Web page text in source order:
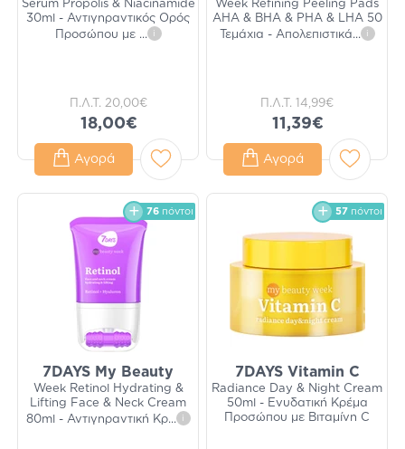
Serum Propolis & Niacinamide
30ml - Αντιγηραντικός Ορός
Προσώπου με ... i
Π.Λ.Τ. 20,00€
18,00€
Αγορά
Week Refining Peeling Pads
AHA & BHA & PHA & LHA 50
Τεμάχια - Απολεπιστικά... i
Π.Λ.Τ. 14,99€
11,39€
Αγορά
76 πόντοι
7DAYS My Beauty
Week Retinol Hydrating &
Lifting Face & Neck Cream
80ml - Αντιγηραντική Κρ... i
57 πόντοι
7DAYS Vitamin C
Radiance Day & Night Cream
50ml - Ενυδατική Κρέμα
Προσώπου με Βιταμίνη C